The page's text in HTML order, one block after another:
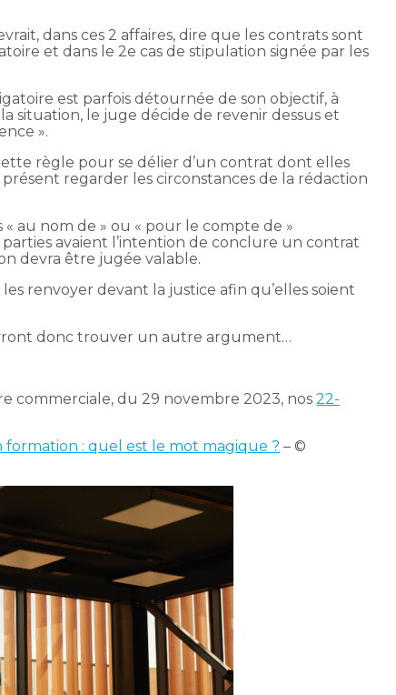
dans ces 2 affaires, dire que les contrats sont
et dans le 2e cas de stipulation signée par les
est parfois détournée de son objectif, à
situation, le juge décide de revenir dessus et
».
règle pour se délier d’un contrat dont elles
regarder les circonstances de la rédaction
au nom de » ou « pour le compte de »
parties avaient l’intention de conclure un contrat
devra être jugée valable.
renvoyer devant la justice afin qu’elles soient
donc trouver un autre argument…
commerciale, du 29 novembre 2023, nos22-
: quel est le mot magique ? – ©